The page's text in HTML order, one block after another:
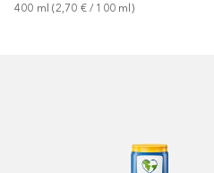
400 ml (2,70 € / 100 ml)